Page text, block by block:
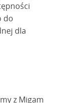
do
dla
z Migam